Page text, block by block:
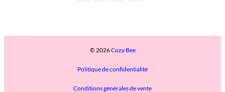
© 2026Cozy Bee
Politique de confidentialité
Conditions générales de vente